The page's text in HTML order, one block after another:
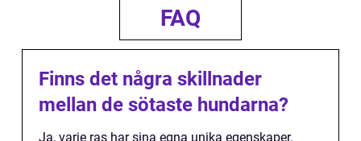
FAQ
Finns det några skillnader
mellan de sötaste hundarna?
Ja, varje ras har sina egna unika egenskaper.